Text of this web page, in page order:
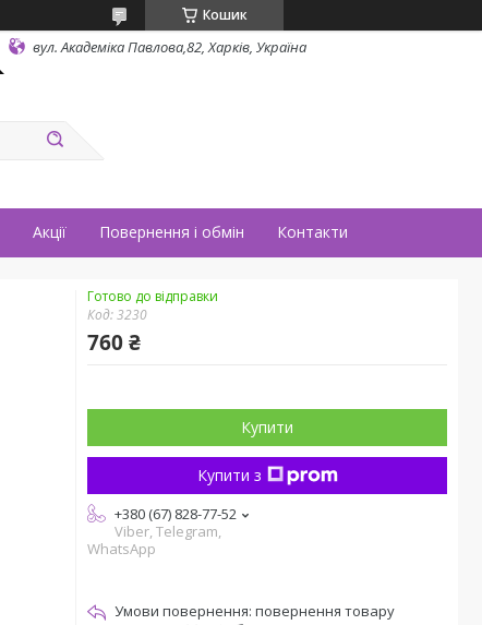
Кошик
вул. Академіка Павлова,82, Харків, Україна
Акції Повернення і обмін Контакти
Готово до відправки
Код:3230
760 ₴
Купити
Купити з
+380 (67) 828-77-52
Viber, Telegram,
WhatsApp
повернення товару